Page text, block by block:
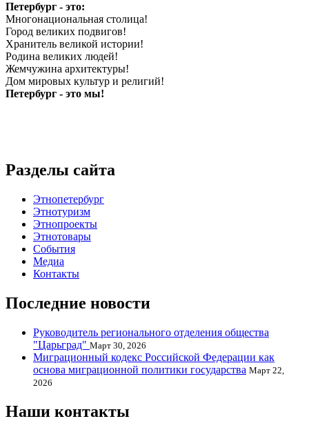
Петербург - это:
Многонациональная столица!
Город великих подвигов!
Хранитель великой истории!
Родина великих людей!
Жемчужина архитектуры!
Дом мировых культур и религий!
Петербург - это мы!
Разделы сайта
Этнопетербург
Этнотуризм
Этнопроекты
Этнотовары
События
Медиа
Контакты
Последние новости
Руководитель регионального отделения общества
"Царьград" Март 30, 2026
Миграционный кодекс Российской Федерации как
основа миграционной политики государства Март 22,
2026
Наши контакты